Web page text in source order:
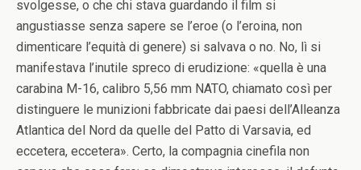
svolgesse, o che chi stava guardando il film si
angustiasse senza sapere se l’eroe (o l’eroina, non
dimenticare l’equità di genere) si salvava o no. No, lì si
manifestava l’inutile spreco di erudizione: «quella è una
carabina M-16, calibro 5,56 mm NATO, chiamato così per
distinguere le munizioni fabbricate dai paesi dell’Alleanza
Atlantica del Nord da quelle del Patto di Varsavia, ed
eccetera, eccetera». Certo, la compagnia cinefila non